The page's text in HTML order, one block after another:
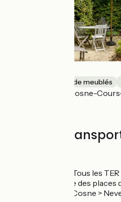
Gîtes et locations de meublés
Cosne-
Trains et
: Tous les
vélos dans la limite des
Intercités Paris > Cosne >